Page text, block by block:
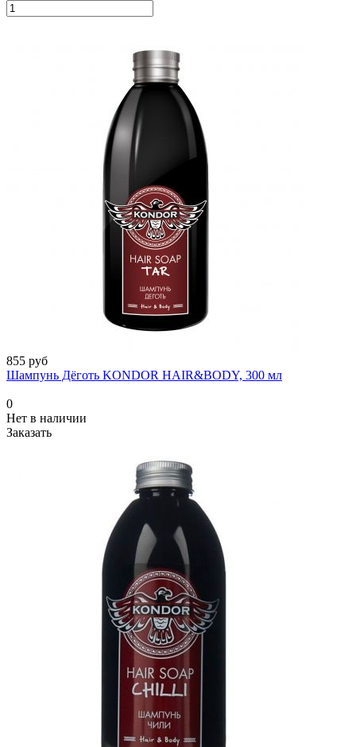
855 руб
Шампунь Дёготь KONDOR HAIR&BODY, 300 мл
0
Нет в наличии
Заказать